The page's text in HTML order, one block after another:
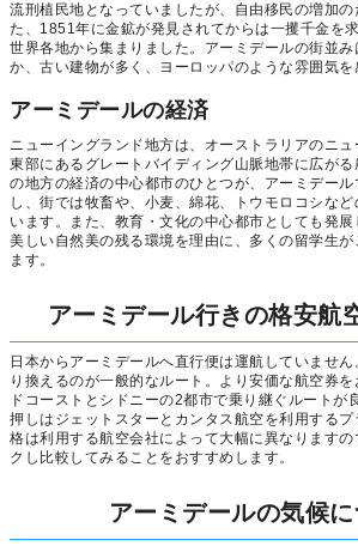
流刑植民地となっていましたが、自由移民の増加の
た、1851年に金鉱が発見されてからは一攫千金を
世界各地から集まりました。アーミデールの街並
か、古い建物が多く、ヨーロッパのような雰囲気を
アーミデールの経済
ニューイングランド地方は、オーストラリアのニ
東部にあるグレートバイディング山脈地帯に広が
の地方の経済の中心都市のひとつが、アーミデー
し、街では牧畜や、小麦、綿花、トウモロコシな
います。また、教育・文化の中心都市としても発
美しい自然美の残る環境を理由に、多くの留学生
ます。
アーミデール行きの格安航
日本からアーミデールへ直行便は運航していませ
り換えるのが一般的なルート。より安価な航空券
ドコーストとシドニーの2都市で乗り継ぐルートが
押しはジェットスターとカンタス航空を利用する
格は利用する航空会社によって大幅に異なります
クし比較してみることをおすすめします。
アーミデールの気候